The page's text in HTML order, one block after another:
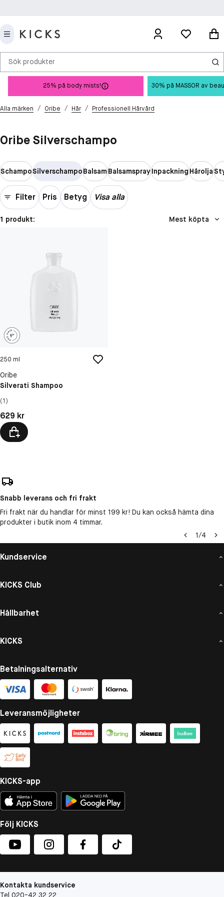
Sök produkter
25% på body mists! 30% på MASSOR av
Alla märken / Oribe / Hår / Professionell Hårvård
Oribe Silverschampo
SchampoSilverschampoBalsamBalsamsprayInpackningHårolja
Filter Pris Betyg Visa alla
1 produkt: Mest köpta
250 ml
Oribe
Silverati Shampoo
(1)
Pris: 629 kr
629 kr
Snabb leverans och fri frakt
Fri frakt när du handlar för minst 199 kr! Du kan också hämta dina
produkter i butik inom 4 timmar.
1/4
Kundservice
KICKS Club
Hållbarhet
KICKS
Betalningsalternativ
Leveransmöjligheter
KICKS-app
Följ KICKS
Kontakta kundservice
Tel 020-42 32 22